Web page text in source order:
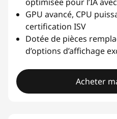
GPU avancé, CPU
certification ISV
Dotée de pièces
d’options d’affichage
Acheter